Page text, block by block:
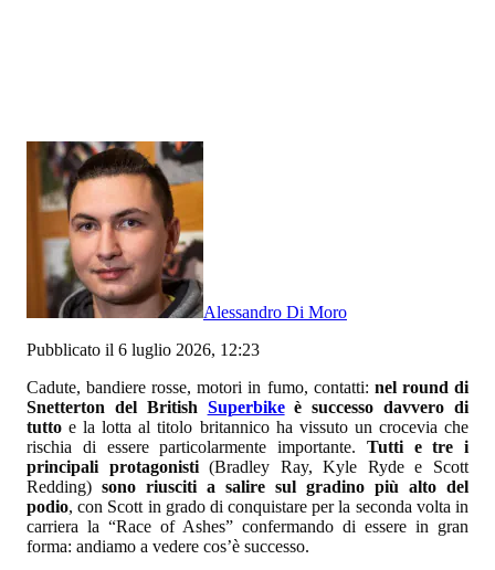
Alessandro Di Moro
Pubblicato il 6 luglio 2026, 12:23
Cadute, bandiere rosse, motori in fumo, contatti: nel round di
Snetterton del British Superbikeè successo davvero di
tutto e la lotta al titolo britannico ha vissuto un crocevia che
rischia di essere particolarmente importante. Tutti e tre i
principali protagonisti(Bradley Ray, Kyle Ryde e Scott
Redding) sono riusciti a salire sul gradino più alto del
podio, con Scott in grado di conquistare per la seconda volta in
carriera la “Race of Ashes” confermando di essere in gran
forma: andiamo a vedere cos’è successo.